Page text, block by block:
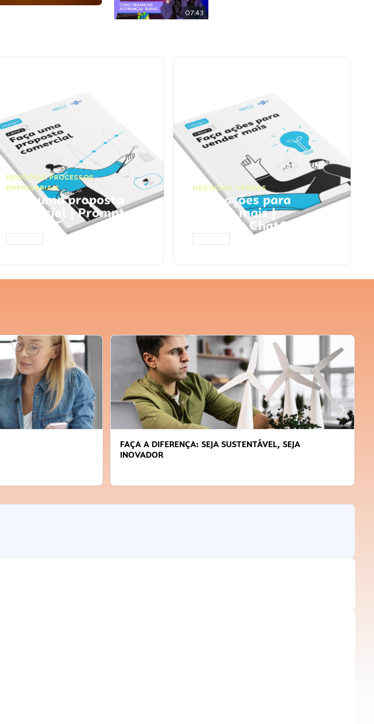
07:43
NEGÓCIOS,PROCESSOS
EMPRESARIAIS
Faça uma proposta
comercial | Prompts
ChatGPT
NEGÓCIOS, VENDAS
Faça ações para
vender mais |
Prompts ChatGPT
FAÇA A DIFERENÇA: SEJA SUSTENTÁVEL, SEJA
INOVADOR